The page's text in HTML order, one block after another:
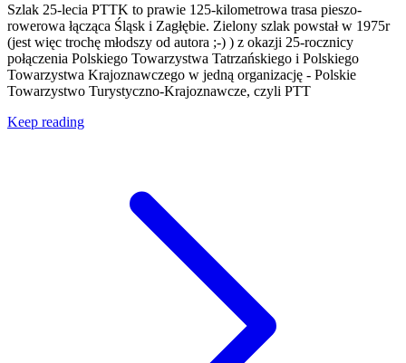
Szlak 25-lecia PTTK to prawie 125-kilometrowa trasa pieszo-
rowerowa łącząca Śląsk i Zagłębie. Zielony szlak powstał w 1975r
(jest więc trochę młodszy od autora ;-) ) z okazji 25-rocznicy
połączenia Polskiego Towarzystwa Tatrzańskiego i Polskiego
Towarzystwa Krajoznawczego w jedną organizację - Polskie
Towarzystwo Turystyczno-Krajoznawcze, czyli PTT
Keep reading